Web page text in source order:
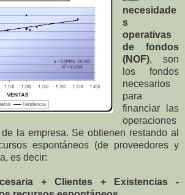
necesidade
s
operativas
de fondos
(NOF), son
los fondos
necesarios
para
financiar las
operaciones
la empresa. Se obtienen restando al
espontáneos (de proveedores y
es decir:
+ Clientes + Existencias -